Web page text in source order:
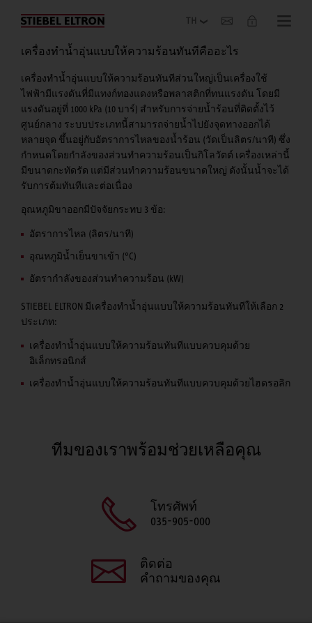
เกี่ยวกับองค์กร
เครื่องทำน้ำอุ่นแบบให้ความร้อนทันทีคืออะไร
เครื่องทำน้ำอุ่นแบบให้ความร้อนทันทีส่วนใหญ่เป็นเครื่องใช้
ไฟฟ้ามีแรงดันที่มีแทงก์ทองแดงหรือพลาสติกที่ทนแรงดัน โดยมี
แรงดันอยู่ที่ 1000 kPa (10 บาร์) สำหรับการจ่ายน้ำร้อนที่ติดตั้งไว้
ศูนย์กลาง ระบบประเภทนี้สามารถจ่ายน้ำไปยังจุดทางออกได้
หลายจุด ขึ้นอยู่กับอัตราการไหลของน้ำร้อน (วัดเป็นลิตร/นาที) ซึ่ง
กำหนดโดยกำลังของส่วนทำความร้อนเป็นกิโลวัตต์ เครื่องเหล่านี้
มีขนาดกะทัดรัด แต่มีส่วนทำความร้อนขนาดใหญ่ ดังนั้นน้ำจะได้
รับการต้มทันทีและต่อเนื่อง
อุณหภูมิขาออกมีปัจจัยกระทบ 3 ข้อ:
อัตราการไหล (ลิตร/นาที)
อุณหภูมิน้ำเย็นขาเข้า (°C)
อัตรากำลังของส่วนทำความร้อน (kW)
STIEBEL ELTRON มีเครื่องทำน้ำอุ่นแบบให้ความร้อนทันทีให้เลือก 2
ประเภท:
เครื่องทำน้ำอุ่นแบบให้ความร้อนทันทีแบบควบคุมด้วย
อิเล็กทรอนิกส์
เครื่องทำน้ำอุ่นแบบให้ความร้อนทันทีแบบควบคุมด้วยไฮดรอลิก
ทีมของเราพร้อมช่วยเหลือคุณ
โทรศัพท์
035-905-000
ติดต่อ
คำถามของคุณ